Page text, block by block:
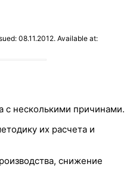
08.11.2012. Available at:
с несколькими причинами.
их расчета и
снижение